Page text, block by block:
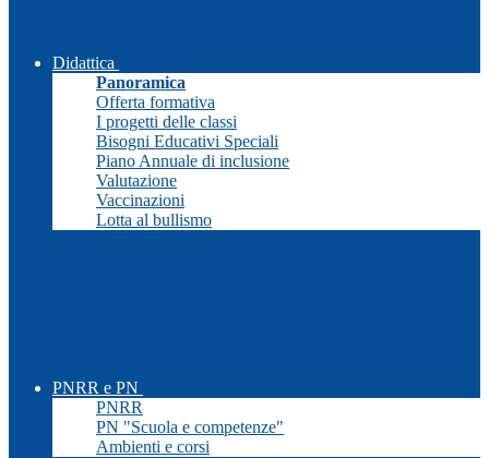
Didattica
Panoramica
Offerta formativa
I progetti delle classi
Bisogni Educativi Speciali
Piano Annuale di inclusione
Valutazione
Vaccinazioni
Lotta al bullismo
PNRR e PN
PNRR
PN "Scuola e competenze"
Ambienti e corsi